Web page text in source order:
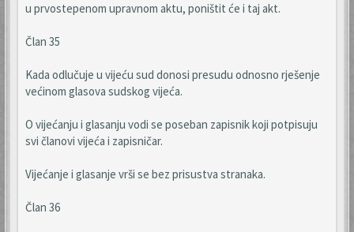
u prvostepenom upravnom aktu, poništit će i taj akt.
Član 35
Kada odlučuje u vijeću sud donosi presudu odnosno rješenje
većinom glasova sudskog vijeća.
O vijećanju i glasanju vodi se poseban zapisnik koji potpisuju
svi članovi vijeća i zapisničar.
Vijećanje i glasanje vrši se bez prisustva stranaka.
Član 36